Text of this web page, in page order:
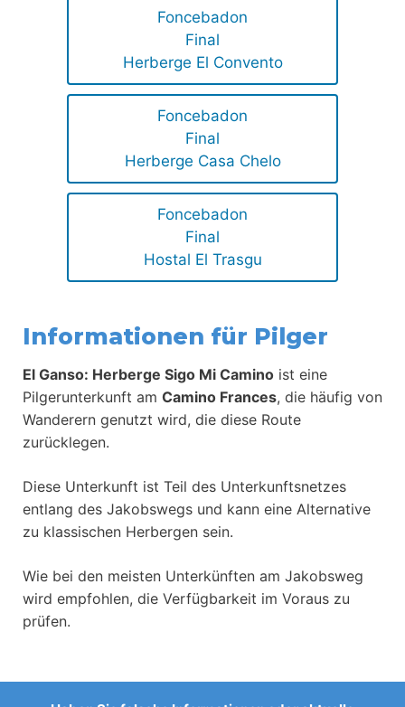
Foncebadon
Final
Herberge El Convento
Foncebadon
Final
Herberge Casa Chelo
Foncebadon
Final
Hostal El Trasgu
Informationen für Pilger
El Ganso: Herberge Sigo Mi Camino ist eine
Pilgerunterkunft am Camino Frances, die häufig von
Wanderern genutzt wird, die diese Route
zurücklegen.
Diese Unterkunft ist Teil des Unterkunftsnetzes
entlang des Jakobswegs und kann eine Alternative
zu klassischen Herbergen sein.
Wie bei den meisten Unterkünften am Jakobsweg
wird empfohlen, die Verfügbarkeit im Voraus zu
prüfen.